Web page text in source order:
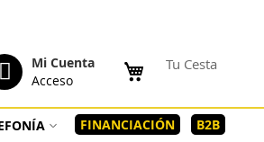
Tu Cesta
Mi Cuenta
Acceso
FINANCIACIÓN B2B